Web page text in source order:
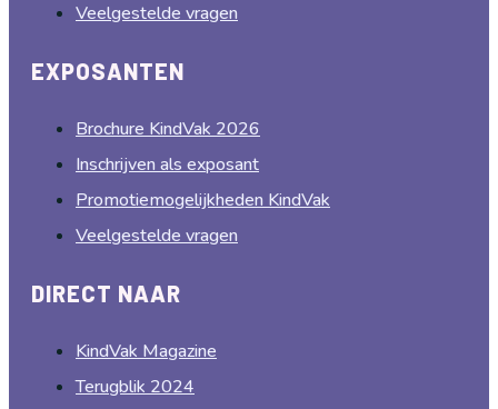
Veelgestelde vragen
EXPOSANTEN
Brochure KindVak 2026
Inschrijven als exposant
Promotiemogelijkheden KindVak
Veelgestelde vragen
DIRECT NAAR
KindVak Magazine
Terugblik 2024